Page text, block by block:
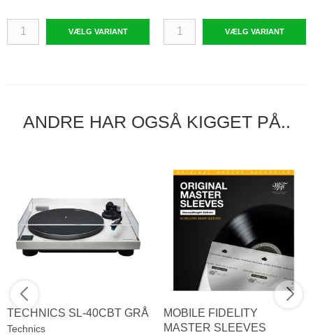
VÆLG VARIANT VÆLG VARIANT
ANDRE HAR OGSÅ KIGGET PÅ..
TECHNICS SL-40CBT GRÅ
Technics
MOBILE FIDELITY
MASTER SLEEVES